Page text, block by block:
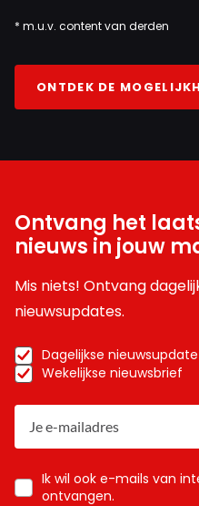
* m.u.v. content van derden
ONTDEK DE
Ontvang het
nieuws in jouw
Mis niets! Ontvang
nieuwsupdates.
Dagelijkse nieuwsupdate
Wekelijkse nieuwsbrief
Ik wil ook e-mails van
ontvangen.